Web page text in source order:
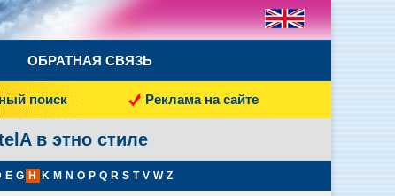
ОБРАТНАЯ СВЯЗЬ
поиск Реклама на сайте
в этно стиле
E G H K M N O P Q R S T V W Z